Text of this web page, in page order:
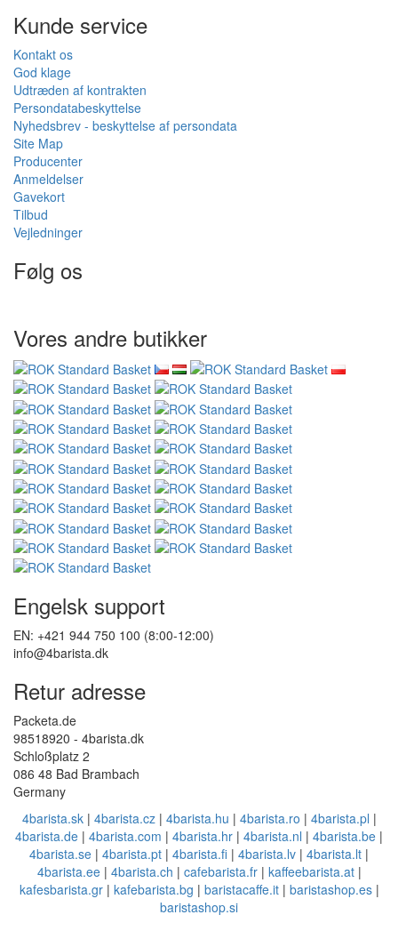
for ordrer over 1 500,00 kr
Information
Om os
Returnering af varer
Forsendelse og betaling
Sikker online betaling GoPay
Vilkår og betingelser
Samarbejd med os
Engroshandel
Wacaco - autoautoriseret forhandler
Cafelat - autoriseret forhandler
Kunde service
Udtræden af kontrakten
Persondatabeskyttelse
Nyhedsbrev - beskyttelse af persondata
Site Map
Producenter
Anmeldelser
Gavekort
Tilbud
Vejledninger
Følg os
Engelsk support
EN: +421 944 750 100 (8:00-12:00)
info@4barista.dk